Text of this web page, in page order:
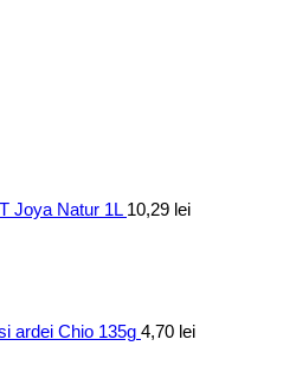
Joya Natur 1L 10,29 lei
ardei Chio 135g 4,70 lei